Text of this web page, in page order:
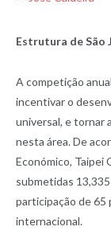
Estrutura de São
A competição
incentivar o
universal, e tornar
nesta área. De
Económico, Taipei
submetidas
participação de 65
internacional.